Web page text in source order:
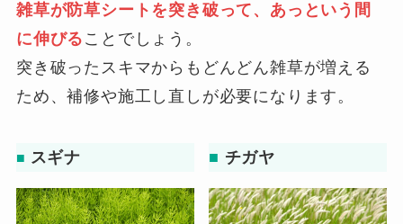
雑草が防草シートを突き破って、あっという間
に伸びる ことでしょう。
突き破ったスキマからもどんどん雑草が増える
ため、補修や施工し直しが必要になります。
■ スギナ ■ チガヤ